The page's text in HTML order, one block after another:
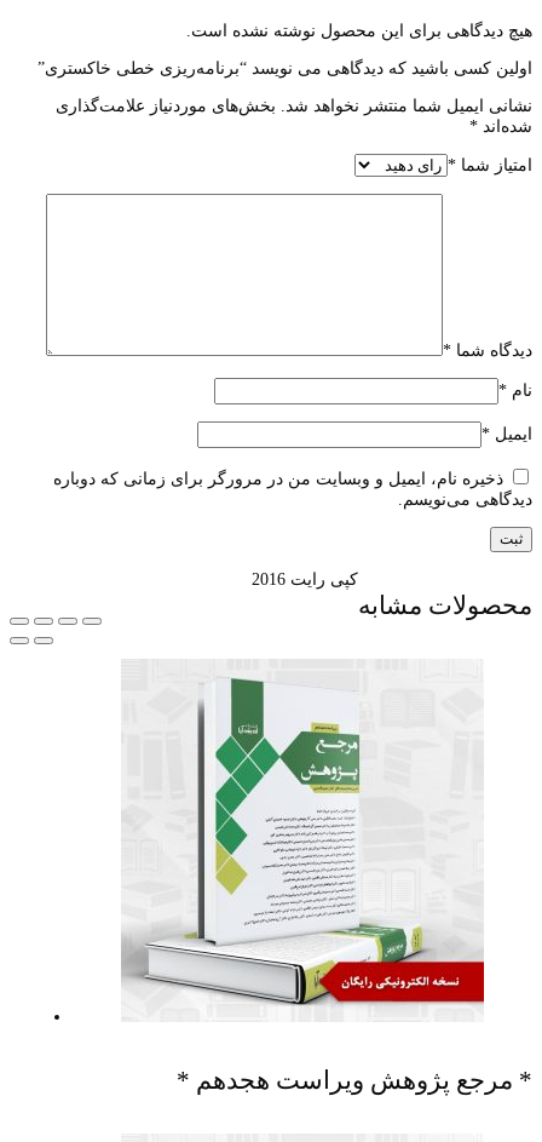
هیچ دیدگاهی برای این محصول نوشته نشده است.
اولین کسی باشید که دیدگاهی می نویسد “برنامه‌ریزی خطی خاکستری”
نشانی ایمیل شما منتشر نخواهد شد. بخش‌های موردنیاز علامت‌گذاری
شده‌اند *
امتیاز شما *
دیدگاه شما *
نام *
ایمیل *
ذخیره نام، ایمیل و وبسایت من در مرورگر برای زمانی که دوباره
دیدگاهی می‌نویسم.
محصولات مشابه
* مرجع پژوهش ویراست هجدهم *
کپی رایت 2016